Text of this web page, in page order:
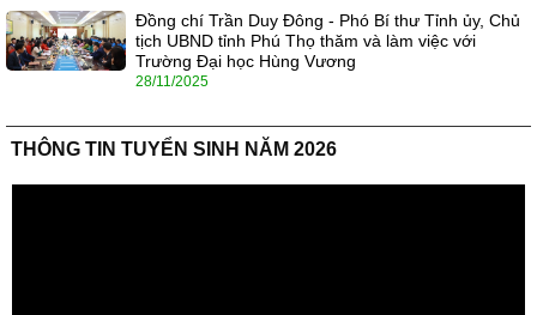
Đồng chí Trần Duy Đông - Phó Bí thư Tỉnh ủy, Chủ
tịch UBND tỉnh Phú Thọ thăm và làm việc với
Trường Đại học Hùng Vương
28/11/2025
THÔNG TIN TUYỂN SINH NĂM 2026